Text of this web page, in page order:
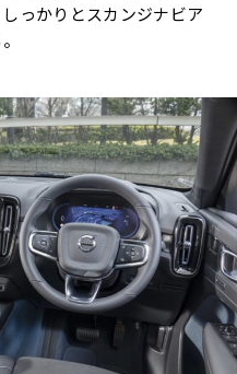
っかりとスカンジナビア